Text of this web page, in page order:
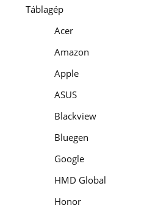
Táblagép
Acer
Amazon
Apple
ASUS
Blackview
Bluegen
Google
HMD Global
Honor